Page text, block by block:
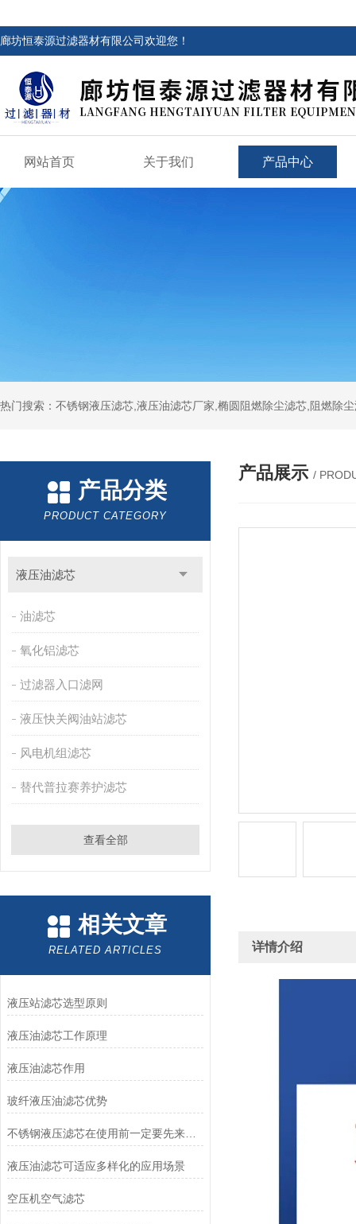
廊坊恒泰源过滤器材有限公司欢迎您！
网站首页 关于我们 产品中心
热门搜索：不锈钢液压滤芯,液压油滤芯厂家,椭圆阻燃除尘滤芯,阻燃除
产品分类
PRODUCT CATEGORY
液压油滤芯
油滤芯
氧化铝滤芯
过滤器入口滤网
液压快关阀油站滤芯
风电机组滤芯
替代普拉赛养护滤芯
查看全部
相关文章
RELATED ARTICLES
液压站滤芯选型原则
液压油滤芯工作原理
液压油滤芯作用
玻纤液压油滤芯优势
不锈钢液压滤芯在使用前一定要先来了解下这些
液压油滤芯可适应多样化的应用场景
空压机空气滤芯
产品展示 /
详情介绍